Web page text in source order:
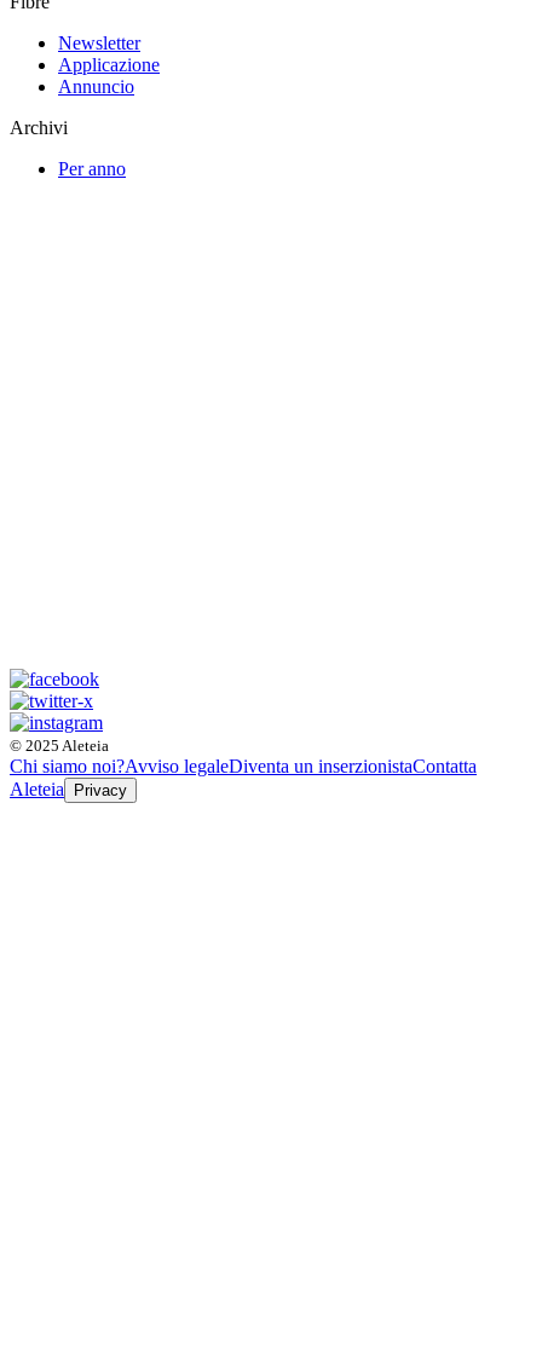
Newsletter
Applicazione
Annuncio
Archivi
Per anno
© 2025 Aleteia
Chi siamo noi?Avviso legaleDiventa un inserzionistaContatta
Aleteia
Privacy